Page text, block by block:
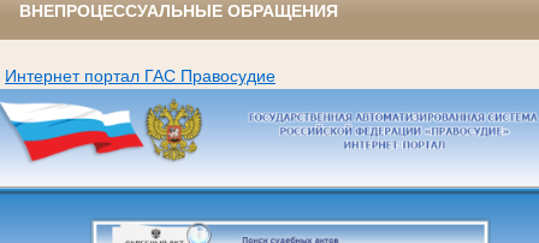
ВНЕПРОЦЕССУАЛЬНЫЕ ОБРАЩЕНИЯ
Интернет портал ГАС Правосудие